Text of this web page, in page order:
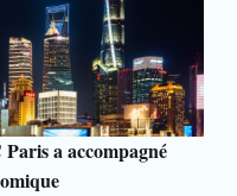
a accompagné